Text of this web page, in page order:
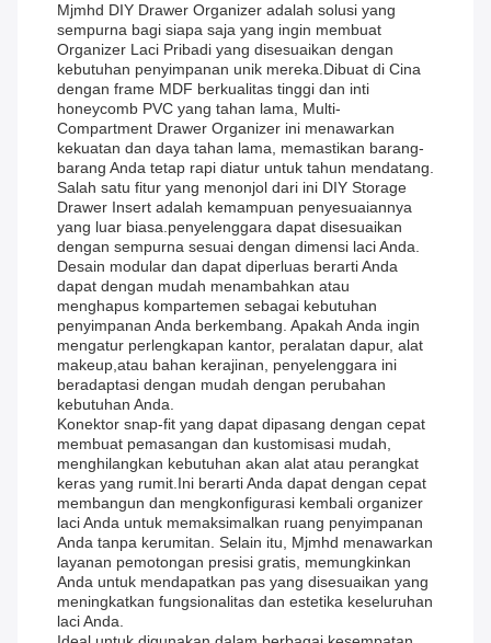
Mjmhd DIY Drawer Organizer adalah solusi yang
sempurna bagi siapa saja yang ingin membuat
Organizer Laci Pribadi yang disesuaikan dengan
kebutuhan penyimpanan unik mereka.Dibuat di Cina
dengan frame MDF berkualitas tinggi dan inti
honeycomb PVC yang tahan lama, Multi-
Compartment Drawer Organizer ini menawarkan
kekuatan dan daya tahan lama, memastikan barang-
barang Anda tetap rapi diatur untuk tahun mendatang.
Salah satu fitur yang menonjol dari ini DIY Storage
Drawer Insert adalah kemampuan penyesuaiannya
yang luar biasa.penyelenggara dapat disesuaikan
dengan sempurna sesuai dengan dimensi laci Anda.
Desain modular dan dapat diperluas berarti Anda
dapat dengan mudah menambahkan atau
menghapus kompartemen sebagai kebutuhan
penyimpanan Anda berkembang. Apakah Anda ingin
mengatur perlengkapan kantor, peralatan dapur, alat
makeup,atau bahan kerajinan, penyelenggara ini
beradaptasi dengan mudah dengan perubahan
kebutuhan Anda.
Konektor snap-fit yang dapat dipasang dengan cepat
membuat pemasangan dan kustomisasi mudah,
menghilangkan kebutuhan akan alat atau perangkat
keras yang rumit.Ini berarti Anda dapat dengan cepat
membangun dan mengkonfigurasi kembali organizer
laci Anda untuk memaksimalkan ruang penyimpanan
Anda tanpa kerumitan. Selain itu, Mjmhd menawarkan
layanan pemotongan presisi gratis, memungkinkan
Anda untuk mendapatkan pas yang disesuaikan yang
meningkatkan fungsionalitas dan estetika keseluruhan
laci Anda.